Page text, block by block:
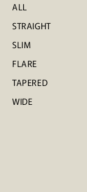
ALL
STRAIGHT
SLIM
FLARE
TAPERED
WIDE